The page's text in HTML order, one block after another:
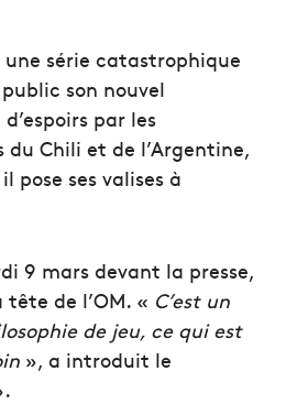
une série catastrophique
son nouvel
par les
Chili et de l’Argentine,
pose ses valises à
9 mars devant la presse,
de l’OM. « C’est un
de jeu, ce qui est
», a introduit le